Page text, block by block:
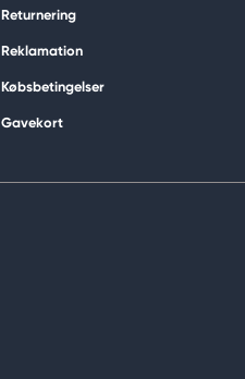
Returnering
Reklamation
Købsbetingelser
Gavekort